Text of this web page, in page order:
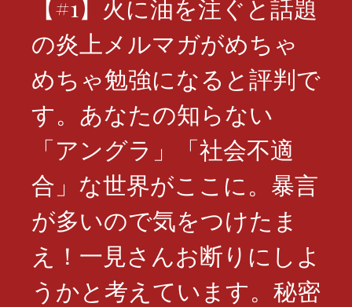
【#1】火に油を注ぐと話題
の炎上メルマガがめちゃ
めちゃ勉強になると評判で
す。あなたの知らない
「アングラ」「社会不適
合」な世界がここに。暴言
が多いので気をつけたま
え！一見さんお断りにしよ
うかと考えています。秘密